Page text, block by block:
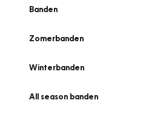
Banden
Zomerbanden
Winterbanden
All season banden